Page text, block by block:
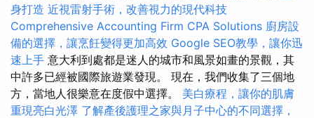
身打造 近視雷射手術，改善視力的現代科技
Comprehensive Accounting Firm CPA Solutions 廚房設
備的選擇，讓烹飪變得更加高效 Google SEO教學，讓你迅
速上手 意大利到處都是迷人的城市和風景如畫的景觀，其
中許多已經被國際旅遊業發現。 現在，我們收集了三個地
方，當地人很樂意在度假中選擇。 美白療程，讓你的肌膚
重現亮白光澤 了解產後護理之家與月子中心的不同選擇，